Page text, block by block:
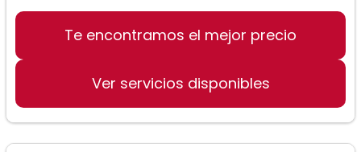
Derecho familiar
Inmigración y Visas
Card y ciudadanía
Te encontramos el mejor precio
Ver servicios disponibles